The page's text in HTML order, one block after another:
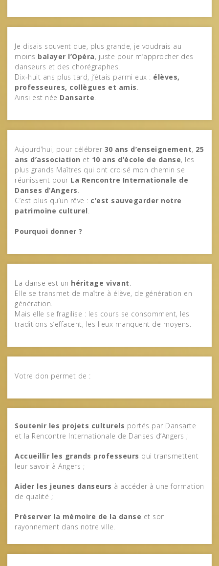
Je disais souvent que, plus grande, je voudrais au
moins balayer l’Opéra, juste pour m’approcher des
danseurs et des chorégraphes.
Dix‑huit ans plus tard, j’étais parmi eux : élèves,
professeures, collègues et amis.
Ainsi est née Dansarte.
Aujourd’hui, pour célébrer 30 ans d’enseignement, 25
ans d’association et 10 ans d’école de danse, les
plus grands Maîtres qui ont croisé mon chemin se
réunissent pour La Rencontre Internationale de
Danses d’Angers.
C’est plus qu’un rêve : c’est sauvegarder notre
patrimoine culturel.
Pourquoi donner ?
La danse est un héritage vivant.
Elle se transmet de maître à élève, de génération en
génération.
Mais elle se fragilise : les cours se consomment, les
traditions s’effacent, les lieux manquent de moyens.
Votre don permet de :
Soutenir les projets culturels portés par Dansarte
et la Rencontre Internationale de Danses d’Angers ;
Accueillir les grands professeurs qui transmettent
leur savoir à Angers ;
Aider les jeunes danseurs à accéder à une formation
de qualité ;
Préserver la mémoire de la danse et son
rayonnement dans notre ville.